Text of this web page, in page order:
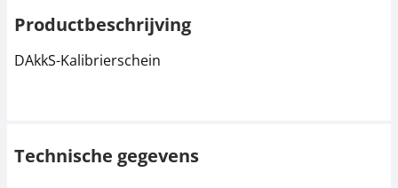
Productbeschrijving
DAkkS-Kalibrierschein
Technische gegevens